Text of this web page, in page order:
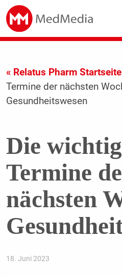
« Relatus Pharm Startseite
Termine der nächsten
Gesundheitswesen
Die
Termine
nächsten
18. Juni 2023